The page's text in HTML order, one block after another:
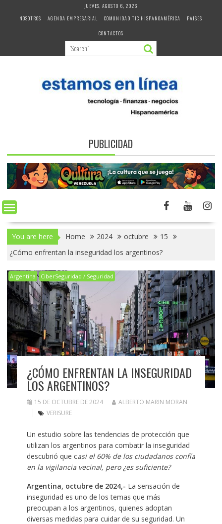
JUEVES, AGOSTO 6, 2026
NOSOTROS
AGENDA EMPRESARIAL COMUNIDAD TIC HISPANOAMÉRICA
PAISES
CONTACTOS
PUBLICIDAD
You are here Home 2024 octubre
15
¿Cómo enfrentan la inseguridad los argentinos?
Argentina CiberSeguridad / Seguridad
¿CÓMO ENFRENTAN LA INSEGURIDAD
LOS ARGENTINOS?
15 DE OCTUBRE DE 2024
ALBERTO MARIN MORAN
VERISURE
Un estudio sobre las tendencias de protección que
utilizan los argentinos para combatir la inseguridad
descubrió que casi el 60% de los ciudadanos confía
en la vigilancia vecinal, pero ¿es suficiente?
Argentina, octubre de 2024,- La sensación de
inseguridad es uno de los temas que más
preocupan a los argentinos, quienes adoptan
diversas medidas para cuidar de su seguridad. Un